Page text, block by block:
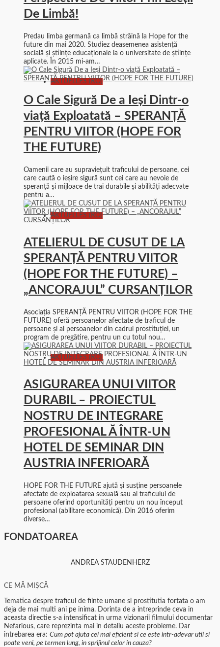
De Limbă!
Predau limba germană ca limbă străină la Hope for the
future din mai 2020. Studiez deasemenea asistență
socială și științe educaționale la o universitate de științe
aplicate. În 2015 mi-am…
AKTUELLES (RO)
O Cale Sigură De a Ieși Dintr-o
viață Exploatată – SPERANŢĂ
PENTRU VIITOR (HOPE FOR
THE FUTURE)
Oamenii care au supraviețuit traficului de persoane, cei
care caută o ieșire sigură sunt cei care au nevoie de
speranță și mijloace de trai durabile și abilități adecvate
pentru a…
AKTUELLES (RO)
ATELIERUL DE CUSUT DE LA
SPERANȚĂ PENTRU VIITOR
(HOPE FOR THE FUTURE) –
„ANCORAJUL” CURSANȚILOR
Asociația SPERANȚĂ PENTRU VIITOR (HOPE FOR THE
FUTURE) oferă persoanelor afectate de traficul de
persoane și al persoanelor din cadrul prostituției, un
program de pregătire, pentru un cu totul nou…
AKTUELLES (RO)
ASIGURAREA UNUI VIITOR
DURABIL – PROIECTUL
NOSTRU DE INTEGRARE
PROFESIONAL Ă ÎNTR-UN
HOTEL DE SEMINAR DIN
AUSTRIA INFERIOARĂ
HOPE FOR THE FUTURE ajută și susține persoanele
afectate de exploatarea sexuală sau al traficului de
persoane oferind oportunități pentru un nou început
profesional (abilitare economică). Din 2016 oferim
diverse…
FONDATOAREA
ANDREA STAUDENHERZ
CE MĂ MIȘCĂ
Tematica despre traficul de fiinte umane si prostitutia fortata o am
deja de mai multi ani pe inima. Dorinta de a intreprinde ceva in
aceasta directie s-a intensificat in urma vizionarii filmului documentar
Nefarious, care reprezinta mai in detaliu aceste probleme. Dar
intrebarea era: Cum pot ajuta cel mai eficient si ce este intr-adevar util si
poate veni, pe termen lung, in sprijinul celor in cauza?